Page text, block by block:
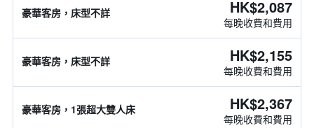
豪華客房，床型不詳 HK$2,087
每晚收費和費用
豪華客房，床型不詳 HK$2,155
每晚收費和費用
豪華客房，1張超大雙人床 HK$2,367
每晚收費和費用